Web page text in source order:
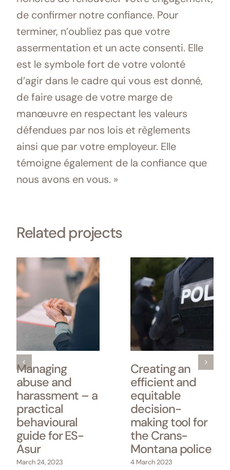
de confirmer notre confiance. Pour
terminer, n’oubliez pas que votre
assermentation et un acte consenti. Elle
est le symbole fort de votre volonté
d’agir dans le cadre qui vous est donné,
de faire usage de votre marge de
manœuvre en respectant les valeurs
défendues par nos lois et règlements
ainsi que par votre employeur. Elle
témoigne également de la confiance que
nous avons en vous. »
Related projects
Managing
abuse and
harassment – a
practical
behavioural
guide for ES-
Asur
March 24, 2023
Creating an
efficient and
equitable
decision-
making tool for
the Crans-
Montana police
4 March 2023